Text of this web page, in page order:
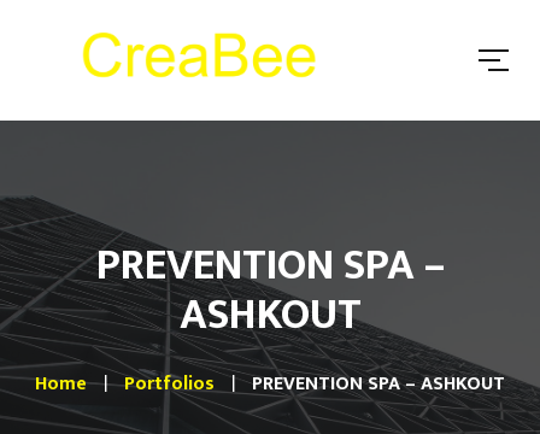
PREVENTION SPA –
ASHKOUT
Home Portfolios PREVENTION SPA – ASHKOUT